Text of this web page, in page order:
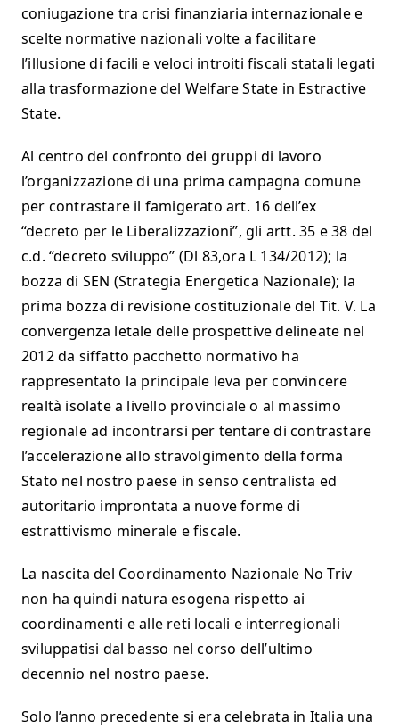
coniugazione tra crisi finanziaria internazionale e
scelte normative nazionali volte a facilitare
l’illusione di facili e veloci introiti fiscali statali legati
alla trasformazione del Welfare State in Estractive
State.
Al centro del confronto dei gruppi di lavoro
l’organizzazione di una prima campagna comune
per contrastare il famigerato art. 16 dell’ex
“decreto per le Liberalizzazioni”, gli artt. 35 e 38 del
c.d. “decreto sviluppo” (Dl 83,ora L 134/2012); la
bozza di SEN (Strategia Energetica Nazionale); la
prima bozza di revisione costituzionale del Tit. V. La
convergenza letale delle prospettive delineate nel
2012 da siffatto pacchetto normativo ha
rappresentato la principale leva per convincere
realtà isolate a livello provinciale o al massimo
regionale ad incontrarsi per tentare di contrastare
l’accelerazione allo stravolgimento della forma
Stato nel nostro paese in senso centralista ed
autoritario improntata a nuove forme di
estrattivismo minerale e fiscale.
La nascita del Coordinamento Nazionale No Triv
non ha quindi natura esogena rispetto ai
coordinamenti e alle reti locali e interregionali
sviluppatisi dal basso nel corso dell’ultimo
decennio nel nostro paese.
Solo l’anno precedente si era celebrata in Italia una